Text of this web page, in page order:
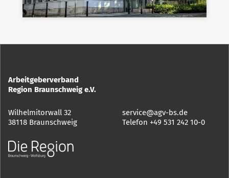
Arbeitgeberverband
Region Braunschweig e.V.
Wilhelmitorwall 32
38118 Braunschweig
service@agv-bs.de
Telefon +49 531 242 10-0